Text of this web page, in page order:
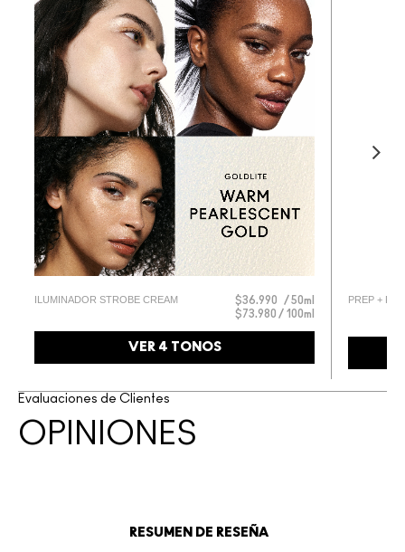
ILUMINADOR STROBE CREAM $36.990
50ml
$73.980 / 100ml
VER 4 TONOS
PREP +
Evaluaciones de Clientes
OPINIONES
RESUMEN DE RESEÑA